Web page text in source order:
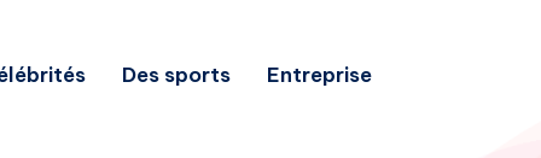
Des sports
Entreprise